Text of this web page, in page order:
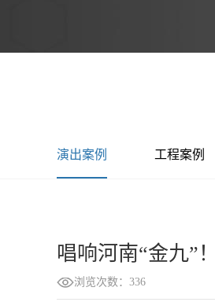
演出案例 工程案例
唱响河南“金九”！
浏览次数：336